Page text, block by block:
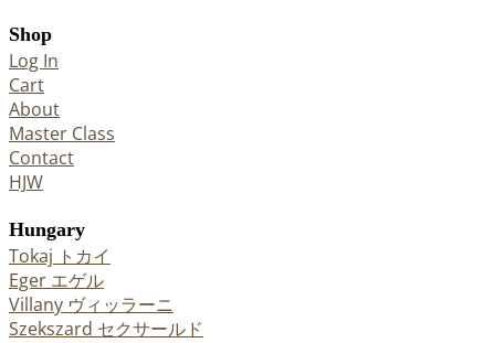
Shop
Log In
Cart
About
Master Class
Contact
HJW
Hungary
Tokaj トカイ
Eger エゲル
Villany ヴィッラーニ
Szekszard セクサールド